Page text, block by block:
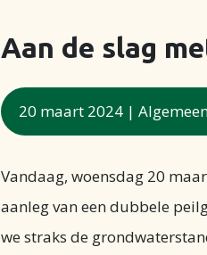
Aan de slag
20 maart 2024 |
Vandaag, woensdag 20
aanleg van een dubbele
we straks de